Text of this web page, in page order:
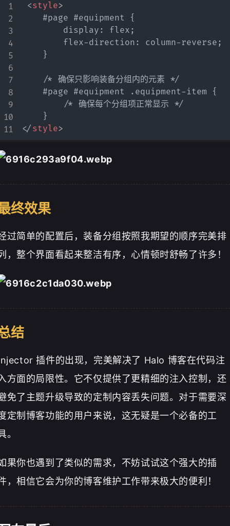
支付宝
<style>
    #page #equipment {
        display: flex;
        flex-direction: column-reverse;
    }
    /* 确保只影响装备分组内的元素 */
    #page #equipment .equipment-item {
        /* 确保每个分组项正常显示 */
</ style>
终效果
过简单的配置后，装备分组按照我期望的顺序完美排
，整个界面看起来整洁有序，心情顿时舒畅了许多！
结
插件的出现，完美解决了 Halo 博客在代码注
方面的局限性。它不仅提供了更精细的注入控制，还
免了主题升级导致的定制内容丢失问题。对于需要深
定制博客功能的用户来说，这无疑是一个必备的工
。
果你也遇到了类似的需求，不妨试试这个强大的插
，相信它会为你的博客维护工作带来极大的便利！